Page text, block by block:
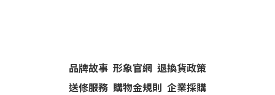
品牌故事 形象官網 退換貨政策
送修服務 購物金規則 企業採購